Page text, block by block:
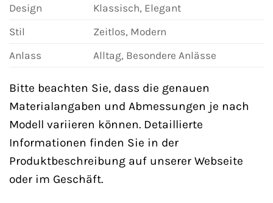
Design
Klassisch, Elegant
Stil
Zeitlos, Modern
Anlass
Alltag, Besondere Anlässe
Bitte beachten Sie, dass die genauen
Materialangaben und Abmessungen je nach
Modell variieren können. Detaillierte
Informationen finden Sie in der
Produktbeschreibung auf unserer Webseite
oder im Geschäft.